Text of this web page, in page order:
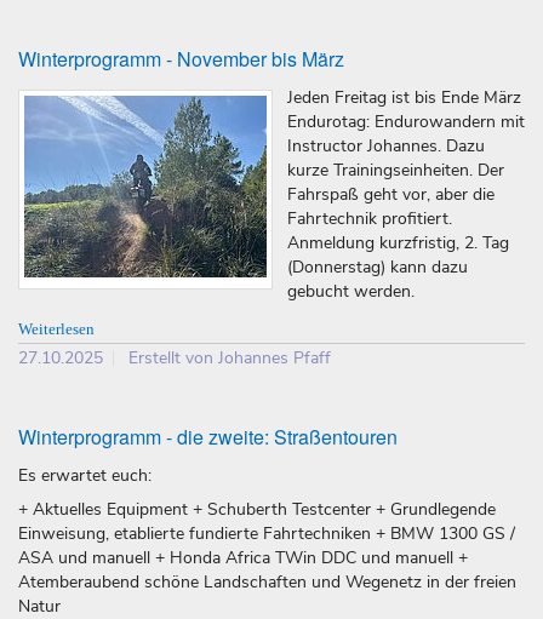
Winterprogramm - November bis März
Jeden Freitag ist bis Ende März
Endurotag: Endurowandern mit
Instructor Johannes. Dazu
kurze Trainingseinheiten. Der
Fahrspaß geht vor, aber die
Fahrtechnik profitiert.
Anmeldung kurzfristig, 2. Tag
(Donnerstag) kann dazu
gebucht werden.
Weiterlesen
27.10.2025 Erstellt von Johannes Pfaff
Winterprogramm - die zweite: Straßentouren
Es erwartet euch:
+ Aktuelles Equipment + Schuberth Testcenter + Grundlegende
Einweisung, etablierte fundierte Fahrtechniken + BMW 1300 GS /
ASA und manuell + Honda Africa TWin DDC und manuell +
Atemberaubend schöne Landschaften und Wegenetz in der freien
Natur